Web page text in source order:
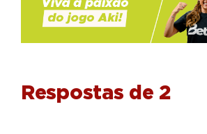
Respostas de 2